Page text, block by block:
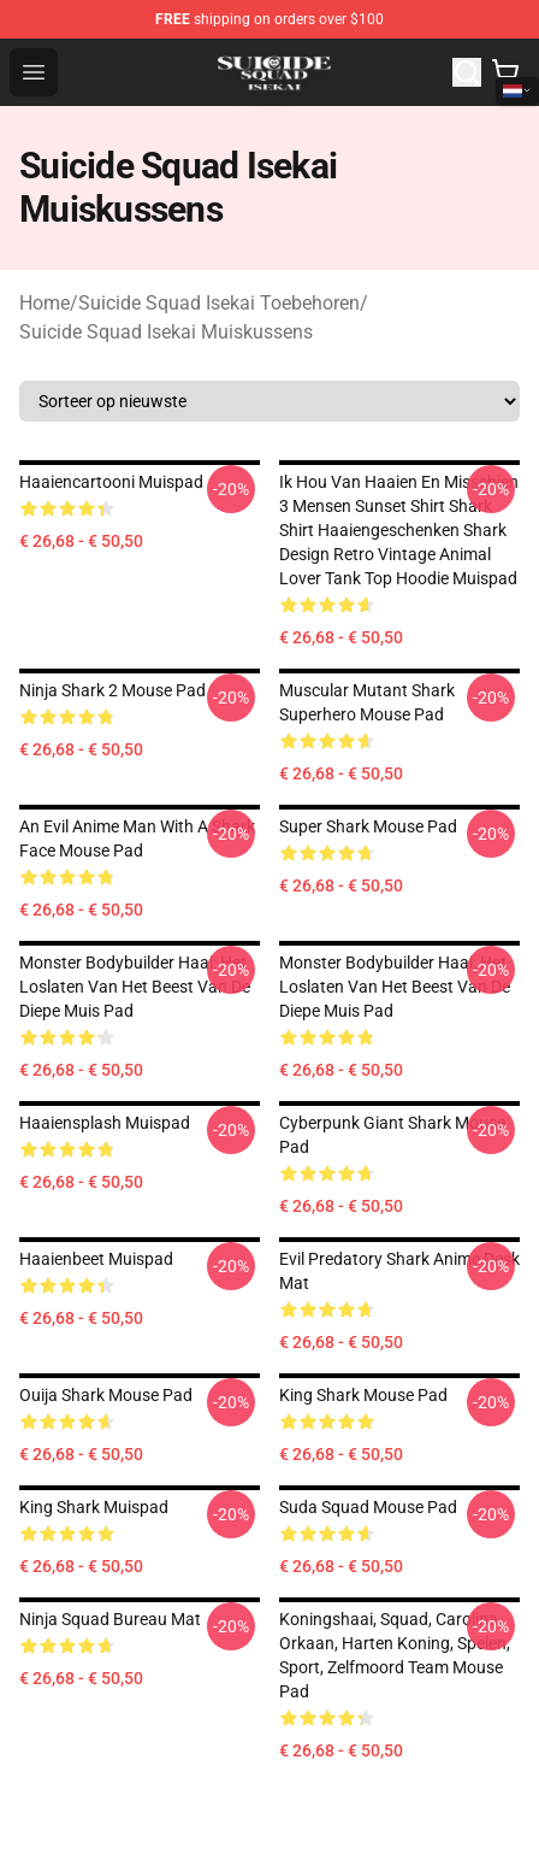
FREE shipping on orders over $100
Open menu
Suicide Squad Isekai Store - Official Suicide Squad
Suicide Squad Isekai
Muiskussens
Home/Suicide Squad Isekai Toebehoren/
Suicide Squad Isekai Muiskussens
Haaiencartooni Muispad
€ 26,68 - € 50,50
-20%
Ik Hou Van Haaien En Misschien
3 Mensen Sunset Shirt Shark
Shirt Haaiengeschenken Shark
Design Retro Vintage Animal
Lover Tank Top Hoodie Muispad
€ 26,68 - € 50,50
-20%
Ninja Shark 2 Mouse Pad
€ 26,68 - € 50,50
-20%
Muscular Mutant Shark
Superhero Mouse Pad
€ 26,68 - € 50,50
-20%
An Evil Anime Man With A Shark
Face Mouse Pad
€ 26,68 - € 50,50
-20% Super Shark Mouse Pad
€ 26,68 - € 50,50
-20%
Monster Bodybuilder Haai: Het
Loslaten Van Het Beest Van De
Diepe Muis Pad
€ 26,68 - € 50,50
-20%
Monster Bodybuilder Haai: Het
Loslaten Van Het Beest Van De
Diepe Muis Pad
€ 26,68 - € 50,50
-20%
Haaiensplash Muispad
€ 26,68 - € 50,50
-20%
Cyberpunk Giant Shark Mouse
Pad
€ 26,68 - € 50,50
-20%
Haaienbeet Muispad
€ 26,68 - € 50,50
-20%
Evil Predatory Shark Anime Desk
Mat
€ 26,68 - € 50,50
-20%
Ouija Shark Mouse Pad
€ 26,68 - € 50,50
-20% King Shark Mouse Pad
€ 26,68 - € 50,50
-20%
King Shark Muispad
€ 26,68 - € 50,50
-20% Suda Squad Mouse Pad
€ 26,68 - € 50,50
-20%
Ninja Squad Bureau Mat
€ 26,68 - € 50,50
-20%
Koningshaai, Squad, Carolina
Orkaan, Harten Koning, Spelen,
Sport, Zelfmoord Team Mouse
Pad
€ 26,68 - € 50,50
-20%